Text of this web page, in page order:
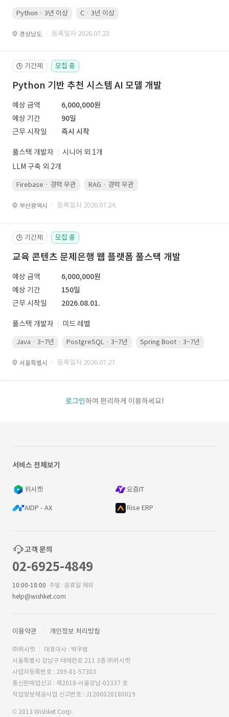
Python · 3년 이상 C · 3년 이상
경상남도 · 등록일자 2026.07.23.
🕒 기간제 모집 중
Python 기반 추천 시스템 AI 모델 개발
예상 금액
6,000,000원
예상 기간
90일
근무 시작일
즉시 시작
풀스택 개발자
시니어 외 1개
LLM 구축 외 2개
Firebase · 경력 무관 RAG · 경력 무관
부산광역시 · 등록일자 2026.07.24.
🕒 기간제 모집 중
교육 콘텐츠 문제은행 웹 플랫폼 풀스택 개발
예상 금액
6,000,000원
예상 기간
150일
근무 시작일
2026.08.01.
풀스택 개발자 미드 레벨
Java · 3~7년 PostgreSQL · 3~7년 Spring Boot · 3~7년
서울특별시 · 등록일자 2026.07.27.
로그인하여 편리하게 이용하세요!
서비스 전체보기
위시켓 요즘IT
AIDP - AX Rise ERP
고객 문의
02-6925-4849
10:00-18:00 주말·공휴일 제외
help@wishket.com
이용약관 개인정보 처리방침
㈜위시켓
대표이사 : 박우범
서울특별시 강남구 테헤란로 211 3층 ㈜위시켓
사업자등록번호 : 209-81-57303
통신판매업신고 : 제2018-서울강남-02337 호
직업정보제공사업 신고번호 : J1200020180019
© 2013 Wishket Corp.